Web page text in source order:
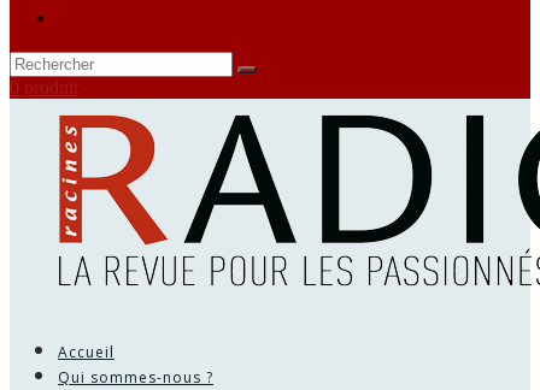
0 produit
Accueil
Qui sommes-nous ?